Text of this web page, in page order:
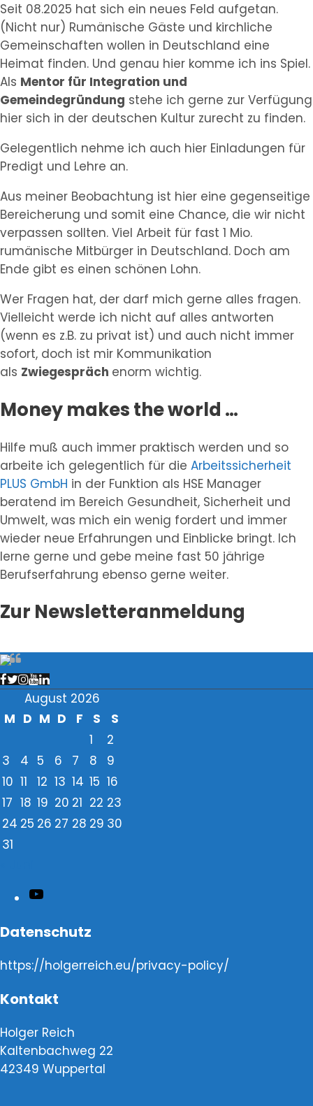
Seit 08.2025 hat sich ein neues Feld aufgetan.
(Nicht nur) Rumänische Gäste und kirchliche
Gemeinschaften wollen in Deutschland eine
Heimat finden. Und genau hier komme ich ins Spiel.
Als Mentor für Integration und
Gemeindegründung stehe ich gerne zur Verfügung
hier sich in der deutschen Kultur zurecht zu finden.
Gelegentlich nehme ich auch hier Einladungen für
Predigt und Lehre an.
Aus meiner Beobachtung ist hier eine gegenseitige
Bereicherung und somit eine Chance, die wir nicht
verpassen sollten. Viel Arbeit für fast 1 Mio.
rumänische Mitbürger in Deutschland. Doch am
Ende gibt es einen schönen Lohn.
Wer Fragen hat, der darf mich gerne alles fragen.
Vielleicht werde ich nicht auf alles antworten
(wenn es z.B. zu privat ist) und auch nicht immer
sofort, doch ist mir Kommunikation
als Zwiegespräch enorm wichtig.
Money makes the world …
Hilfe muß auch immer praktisch werden und so
arbeite ich gelegentlich für die Arbeitssicherheit
PLUS GmbH in der Funktion als HSE Manager
beratend im Bereich Gesundheit, Sicherheit und
Umwelt, was mich ein wenig fordert und immer
wieder neue Erfahrungen und Einblicke bringt. Ich
lerne gerne und gebe meine fast 50 jährige
Berufserfahrung ebenso gerne weiter.
Zur Newsletteranmeldung
August 2026
M D M D F S
S
1
2
3
4 5 6 7 8
9
10 11 12 13 14 15 16
17 18 19 20 21 22 23
24 25 26 27 28 29 30
31
Datenschutz
https://holgerreich.eu/privacy-policy/
Kontakt
Holger Reich
Kaltenbachweg 22
42349 Wuppertal